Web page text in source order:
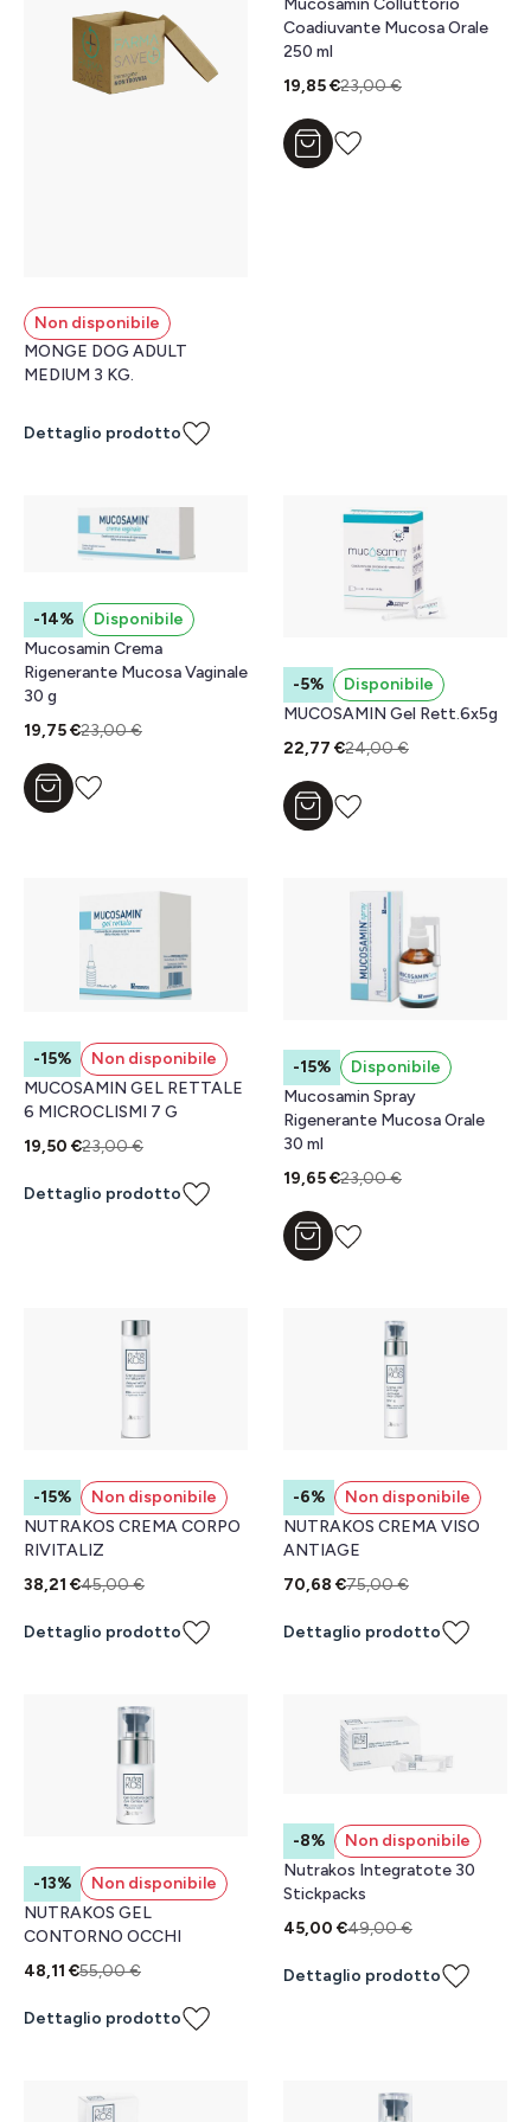
Non disponibile
MONGE DOG ADULT
MEDIUM 3 KG.
Dettaglio prodotto
Mucosamin Colluttorio
Coadiuvante Mucosa Orale
250 ml
19,85 €23,00 €
Aggiungi al carrello
-14%
Disponibile
Mucosamin Crema
Rigenerante Mucosa Vaginale
30 g
19,75 €23,00 €
Aggiungi al carrello
-5%
Disponibile
MUCOSAMIN Gel Rett.6x5g
22,77 €24,00 €
Aggiungi al carrello
-15%
Non disponibile
MUCOSAMIN GEL RETTALE
6 MICROCLISMI 7 G
19,50 €23,00 €
Dettaglio prodotto
-15%
Disponibile
Mucosamin Spray
Rigenerante Mucosa Orale
30 ml
19,65 €23,00 €
Aggiungi al carrello
-15%
Non disponibile
NUTRAKOS CREMA CORPO
RIVITALIZ
38,21 €45,00 €
Dettaglio prodotto
-6%
Non disponibile
NUTRAKOS CREMA VISO
ANTIAGE
70,68 €75,00 €
Dettaglio prodotto
-13%
Non disponibile
NUTRAKOS GEL
CONTORNO OCCHI
48,11 €55,00 €
Dettaglio prodotto
-8%
Non disponibile
Nutrakos Integratote 30
Stickpacks
45,00 €49,00 €
Dettaglio prodotto